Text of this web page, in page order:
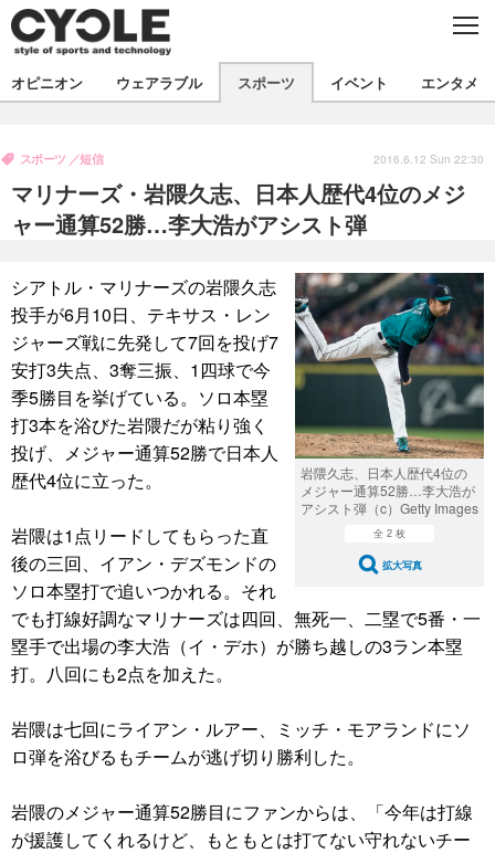
C
E
製品/用品
衣類
飲食
バックナンバー
コラム
インプレ
ボイス
デバイス
ビジネス
国内
スポーツ
選手
写真
動画
試乗会
スポーツ
ツアー
文化
エンタメ
芸能
出版／映画
話題
ファッション
デザイン
写真
動画
ライフ
社会
政治
ハウツー
オピニオン ウェアラブル スポーツ イベント エンタメ
マリナーズ・岩隈久志、日本人歴代4位のメジ
ャー通算52勝…李大浩がアシスト弾
スポーツ 短信 2016.6.12 Sun 22:30
岩隈久志、日本人歴代4位の
メジャー通算52勝…李大浩が
アシスト弾（c）Getty Images
全 2 枚
拡大写真
シアトル・マリナーズの岩隈久志
投手が6月10日、テキサス・レン
ジャーズ戦に先発して7回を投げ7
安打3失点、3奪三振、1四球で今
季5勝目を挙げている。ソロ本塁
打3本を浴びた岩隈だが粘り強く
投げ、メジャー通算52勝で日本人
歴代4位に立った。
岩隈は1点リードしてもらった直
後の三回、イアン・デズモンドの
ソロ本塁打で追いつかれる。それ
でも打線好調なマリナーズは四回、無死一、二塁で5番・一
塁手で出場の李大浩（イ・デホ）が勝ち越しの3ラン本塁
打。八回にも2点を加えた。
岩隈は七回にライアン・ルアー、ミッチ・モアランドにソ
ロ弾を浴びるもチームが逃げ切り勝利した。
岩隈のメジャー通算52勝目にファンからは、「今年は打線
が援護してくれるけど、もともとは打てない守れないチー